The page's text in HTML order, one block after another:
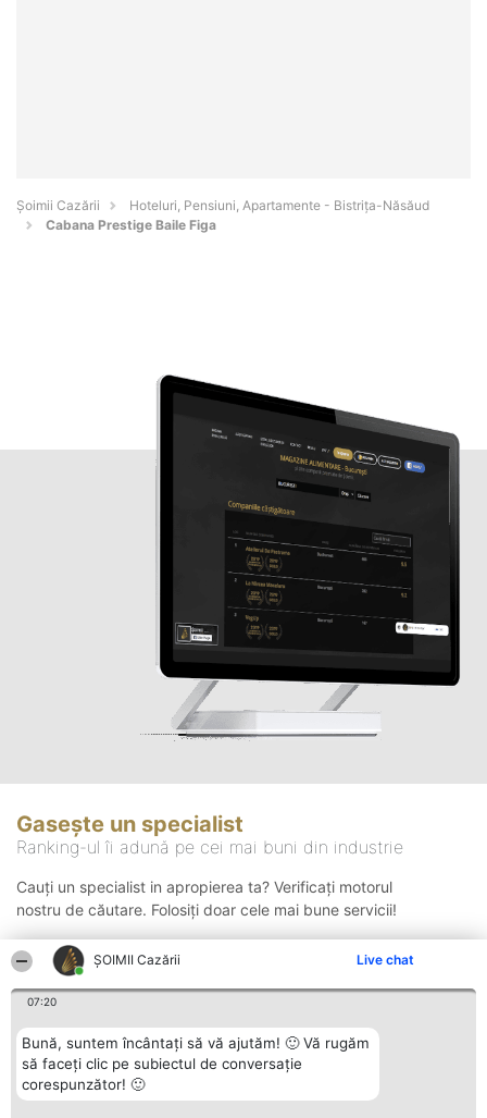
ȘOIMII Cazării Live chat
07:20
Bună, suntem încântați să vă ajutăm! 🙂 Vă rugăm
să faceți clic pe subiectul de conversație
corespunzător! 🙂
Șoimii Cazării
Hoteluri, Pensiuni, Apartamente - Bistriţa-Năsăud
Cabana Prestige Baile Figa
Gasește un specialist
Ranking-ul îi adună pe cei mai buni din industrie
Cauți un specialist in apropierea ta? Verificați motorul
nostru de căutare. Folosiți doar cele mai bune servicii!